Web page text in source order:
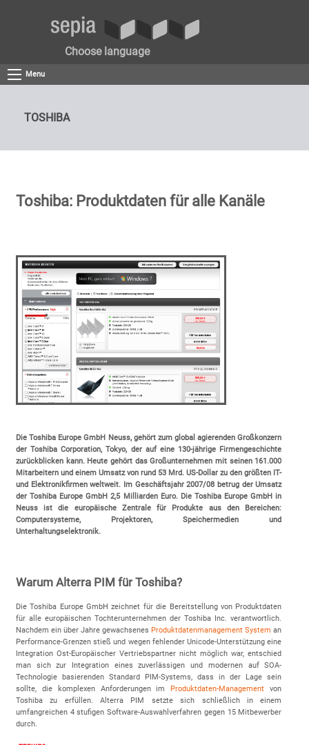
Choose language
Menu
TOSHIBA
Toshiba: Produktdaten für alle Kanäle
Die Toshiba Europe GmbH Neuss, gehört zum global agierenden Großkonzern
der Toshiba Corporation, Tokyo, der auf eine 130-jährige Firmengeschichte
zurückblicken kann. Heute gehört das Großunternehmen mit seinen 161.000
Mitarbeitern und einem Umsatz von rund 53 Mrd. US-Dollar zu den größten IT-
und Elektronikfirmen weltweit. Im Geschäftsjahr 2007/08 betrug der Umsatz
der Toshiba Europe GmbH 2,5 Milliarden Euro. Die Toshiba Europe GmbH in
Neuss ist die europäische Zentrale für Produkte aus den Bereichen:
Computersysteme, Projektoren, Speichermedien und
Unterhaltungselektronik.
Warum Alterra PIM für Toshiba?
Die Toshiba Europe GmbH zeichnet für die Bereitstellung von Produktdaten
für alle europäischen Tochterunternehmen der Toshiba Inc. verantwortlich.
Nachdem ein über Jahre gewachsenes Produktdatenmanagement System an
Performance-Grenzen stieß und wegen fehlender Unicode-Unterstützung eine
Integration Ost-Europäischer Vertriebspartner nicht möglich war, entschied
man sich zur Integration eines zuverlässigen und modernen auf SOA-
Technologie basierenden Standard PIM-Systems, dass in der Lage sein
sollte, die komplexen Anforderungen im
Produktdaten-Management von
Toshiba zu erfüllen. Alterra PIM setzte sich schließlich in einem
umfangreichen 4 stufigen Software-Auswahlverfahren gegen 15 Mitbewerber
durch.